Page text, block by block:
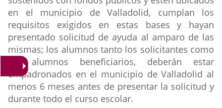
en el municipio de Valladolid, cumplan los
requisitos exigidos en estas bases y hayan
presentado solicitud de ayuda al amparo de las
mismas; los alumnos tanto los solicitantes como
los alumnos beneficiarios, deberán estar
empadronados en el municipio de Valladolid al
menos 6 meses antes de presentar la solicitud y
durante todo el curso escolar.